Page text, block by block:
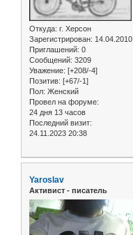
Откуда: г. Херсон
Зарегистрирован: 14.04.2010
Приглашений: 0
Сообщений: 3209
Уважение: [+208/-4]
Позитив: [+67/-1]
Пол: Женский
Провел на форуме:
24 дня 13 часов
Последний визит:
24.11.2023 20:38
Yaroslav
Активист - писатель